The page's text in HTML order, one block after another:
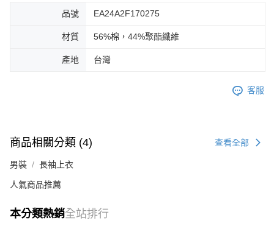
品號 EA24A2F170275
材質 56%棉，44%聚酯纖維
產地 台灣
客服
商品相關分類 (4) 查看全部
男裝 長袖上衣
人氣商品推薦
本分類熱銷全站排行